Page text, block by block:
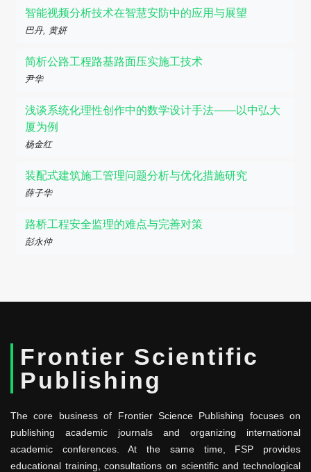
智能视频分析技术在智慧安防中的应用与展望
巴丹, 黄妍
简析公路工程路基路面压实施工技术
尹华
浅谈系统化理性创作中的数学设计手法——以中弘大
厦为例
杨金红
装配式建筑施工管理问题分析与优化措施研究
薛子华
路桥工程安全监理的难点与完善对策
彭永仲
Frontier Scientific
Publishing
The core business of Frontier Science Publishing focuses on
publishing academic journals and organizing international
academic conferences. At the same time, FSP provides
educational training, consultations on scientific and technological